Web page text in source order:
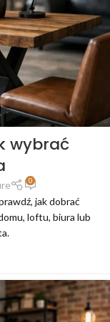
wybrać
0
jak dobrać
loftu, biura lub